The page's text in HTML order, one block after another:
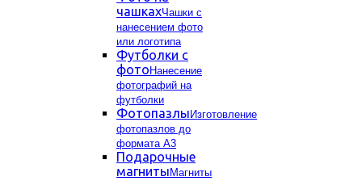
чашкахЧашки с
нанесением фото
или логотипа
Футболки с
фото Нанесение
фотографий на
футболки
Фотопазлы Изготовление
фотопазлов до
формата А3
Подарочные
магниты Магниты